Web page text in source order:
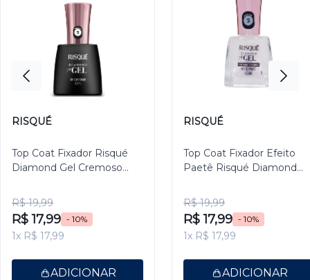
RISQUÉ
Top Coat Fixador Risqué
Diamond Gel Cremoso
R$ 19,99
R$ 17,99 - 10%
1x R$ 17,99
ADICIONAR
RISQUÉ
Top Coat Fixador Efeito
Paetê Risqué Diamond
R$ 19,99
R$ 17,99 - 10%
1x R$ 17,99
ADICIONAR